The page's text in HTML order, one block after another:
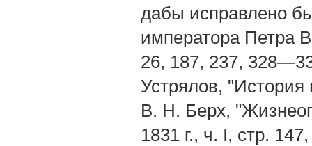
дабы исправлено
императора Петра
26, 187, 237,
Устрялов, "История
В. Н. Берх,
1831 г., ч. I, стр.